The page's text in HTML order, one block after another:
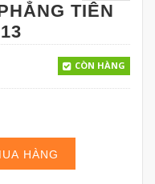
TIÊN
CÒN HÀNG
HÀNG